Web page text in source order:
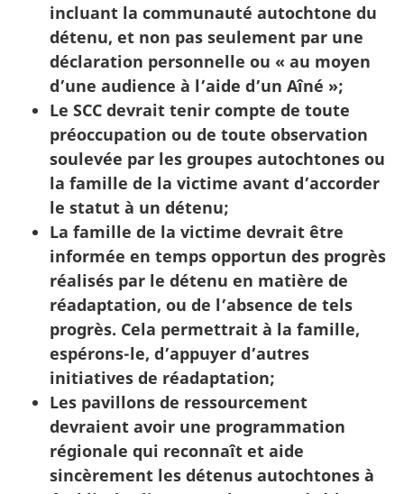
incluant la communauté autochtone du
détenu, et non pas seulement par une
déclaration personnelle ou « au moyen
d’une audience à l’aide d’un Aîné »;
Le SCC devrait tenir compte de toute
préoccupation ou de toute observation
soulevée par les groupes autochtones ou
la famille de la victime avant d’accorder
le statut à un détenu;
La famille de la victime devrait être
informée en temps opportun des progrès
réalisés par le détenu en matière de
réadaptation, ou de l’absence de tels
progrès. Cela permettrait à la famille,
espérons-le, d’appuyer d’autres
initiatives de réadaptation;
Les pavillons de ressourcement
devraient avoir une programmation
régionale qui reconnaît et aide
sincèrement les détenus autochtones à